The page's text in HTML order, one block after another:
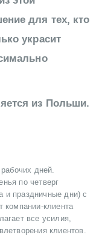
для тех, кто
украсит
из Польши.
дней.
по четверг
и праздничные дни) с
компании-клиента
все усилия,
клиентов.